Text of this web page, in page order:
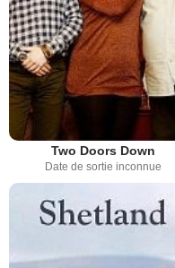
Two Doors Down
Date de sortie inconnue